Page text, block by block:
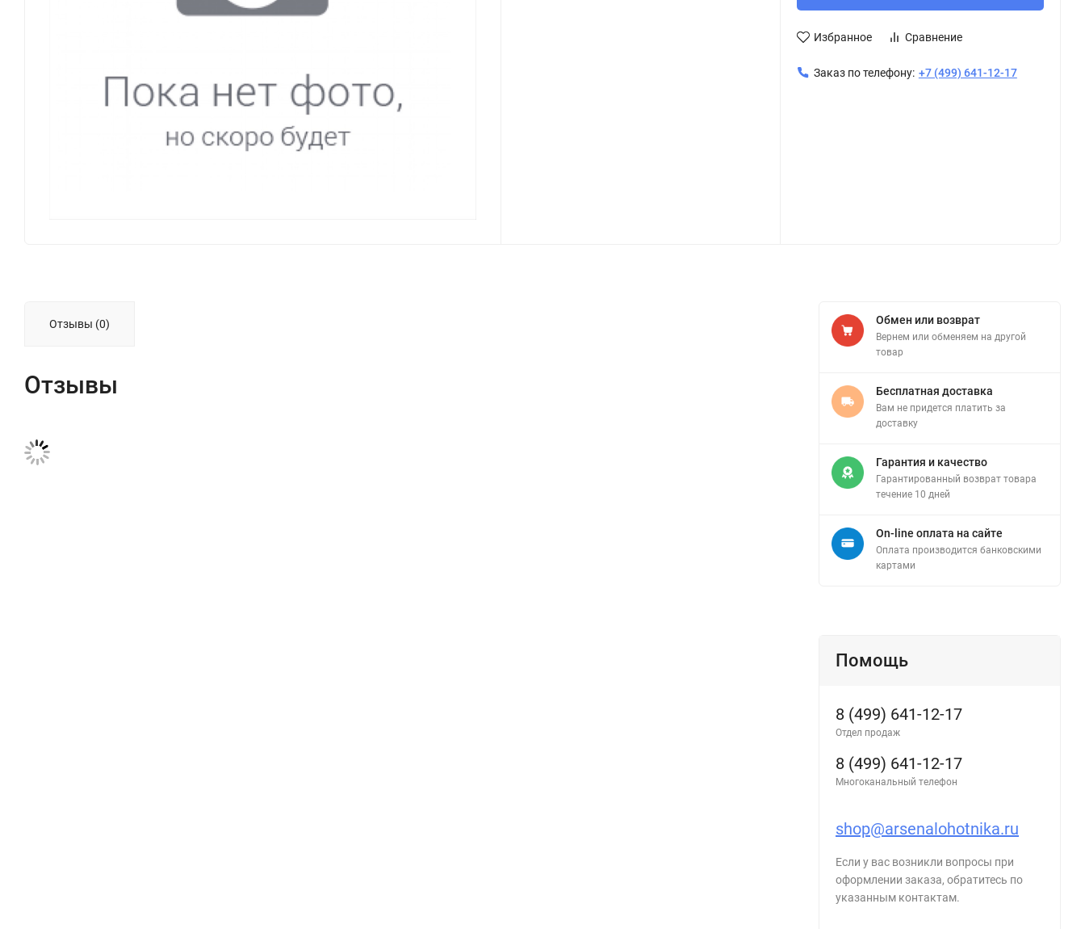
Избранное Сравнение
Заказ по телефону: +7 (499) 641-12-17
Отзывы (0)
Отзывы
Обмен или возврат
Вернем или обменяем на другой
товар
Бесплатная доставка
Вам не придется платить за
доставку
Гарантия и качество
Гарантированный возврат товара
течение 10 дней
On-line оплата на сайте
Оплата производится банковскими
картами
Помощь
8 (499) 641-12-17
Отдел продаж
8 (499) 641-12-17
Многоканальный телефон
shop@arsenalohotnika.ru
Если у вас возникли вопросы при
оформлении заказа, обратитесь по
указанным контактам.